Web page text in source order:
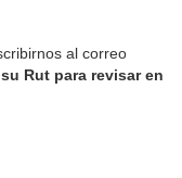
al correo
Rut para revisar en